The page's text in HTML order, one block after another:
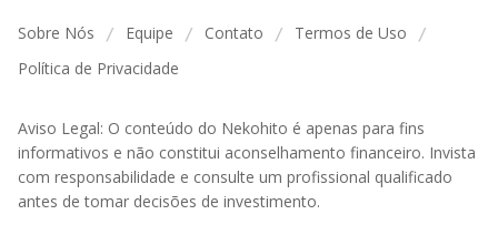
Sobre Nós / Equipe / Contato / Termos de Uso /
Política de Privacidade
Aviso Legal: O conteúdo do Nekohito é apenas para fins
informativos e não constitui aconselhamento financeiro. Invista
com responsabilidade e consulte um profissional qualificado
antes de tomar decisões de investimento.